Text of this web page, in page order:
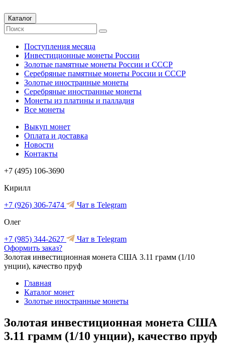
Каталог
Поступления месяца
Инвестиционные монеты России
Золотые памятные монеты России и СССР
Серебряные памятные монеты России и СССР
Золотые иностранные монеты
Серебряные иностранные монеты
Монеты из платины и палладия
Все монеты
Выкуп монет
Оплата и доставка
Новости
Контакты
+7 (495) 106-3690
Кирилл
+7 (926) 306-7474
Чат в Telegram
Олег
+7 (985) 344-2627
Чат в Telegram
Оформить заказ?
Золотая инвестиционная монета США 3.11 грамм (1/10
унции), качество пруф
Главная
Каталог монет
Золотые иностранные монеты
Золотая инвестиционная монета США
3.11 грамм (1/10 унции), качество пруф